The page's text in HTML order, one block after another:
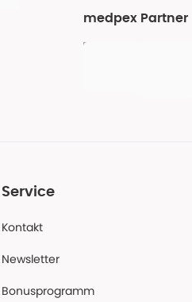
medpex Partner
Service
Kontakt
Newsletter
Bonusprogramm